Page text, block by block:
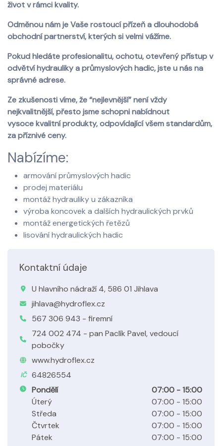
život v rámci kvality.
Odměnou nám je Vaše rostoucí přízeň a dlouhodobá
obchodní partnerství, kterých si velmi vážíme.
Pokud hledáte profesionalitu, ochotu, otevřený přístup v
odvětví hydrauliky a průmyslových hadic, jste u nás na
správné adrese.
Ze zkušenosti víme, že “nejlevnější” není vždy
nejkvalitnější, přesto jsme schopni nabídnout
vysoce kvalitní produkty, odpovídající všem standardům,
za příznivé ceny.
Nabízíme:
armování průmyslových hadic
prodej materiálu
montáž hydrauliky u zákazníka
výroba koncovek a dalších hydraulických prvků
montáž energetických řetězů
lisování hydraulických hadic
Kontaktní údaje
U hlavního nádraží 4, 586 01 Jihlava
jihlava@hydroflex.cz
567 306 943 - firemní
724 002 474 - pan Paclík Pavel, vedoucí
pobočky
www.hydroflex.cz
IČ
64826554
Pondělí
07:00 - 15:00
Úterý
07:00 - 15:00
Středa
07:00 - 15:00
Čtvrtek
07:00 - 15:00
Pátek
07:00 - 15:00